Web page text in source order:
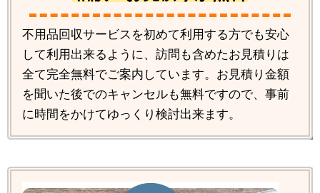
不用品回収サービスを初めて利用する方でも安心
して利用出来るように、訪問も含めたお見積りは
全て完全無料でご案内しています。お見積り金額
を聞いた後でのキャンセルも無料ですので、事前
に時間をかけてゆっくり検討出来ます。